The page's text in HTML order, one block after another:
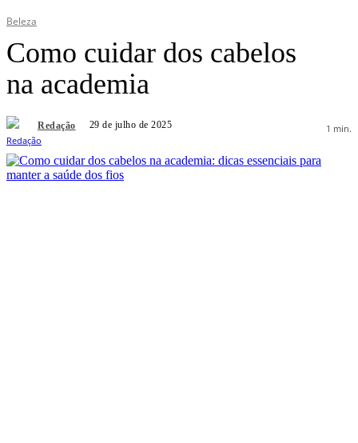
Beleza
Como cuidar dos cabelos
na academia
Redação 29 de julho de 2025 1 min.